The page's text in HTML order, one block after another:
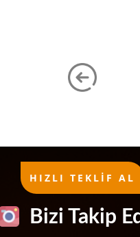
HIZLI TEKLİF AL
Bizi Takip